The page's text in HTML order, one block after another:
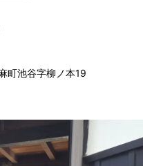
町池谷字柳ノ本19